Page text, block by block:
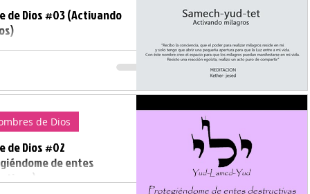
de Dios #03 (Activando
nombre creo el espacio
los milagros puedan
en mi vida Consigue
de Dios #02
de entes
de Dios